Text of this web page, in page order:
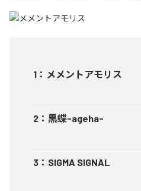
1 ： メメントアモリス
2 ： 黒蝶-ageha-
3 ： SIGMA SIGNAL